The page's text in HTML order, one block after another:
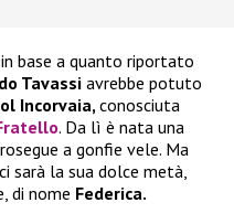
base a quanto riportato
Tavassiavrebbe potuto
Incorvaia, conosciuta
. Da lì è nata una
a gonfie vele. Ma
sarà la sua dolce metà,
di nome Federica.